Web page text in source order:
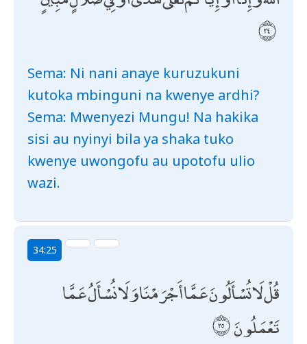
Sema: Ni nani anaye kuruzukuni
kutoka mbinguni na kwenye ardhi?
Sema: Mwenyezi Mungu! Na hakika
sisi au nyinyi bila ya shaka tuko
kwenye uwongofu au upotofu ulio
wazi.
34:25
قُلْ لَا تُسْأَلُونَ عَمَّا أَجْرَمْنَا وَلَا نُسْأَلُ عَمَّا
تَعْمَلُونَ